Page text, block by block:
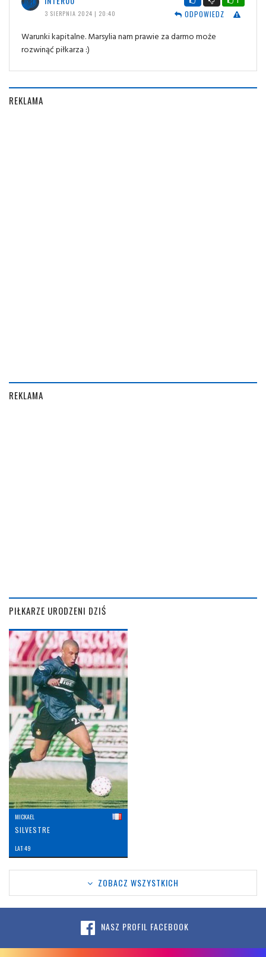
3 SIERPNIA 2024 | 20:40
ODPOWIEDZ
Warunki kapitalne. Marsylia nam prawie za darmo może
rozwinąć piłkarza :)
REKLAMA
REKLAMA
PIŁKARZE URODZENI DZIŚ
MICKAEL
SILVESTRE
LAT: 49
ZOBACZ WSZYSTKICH
NASZ PROFIL FACEBOOK